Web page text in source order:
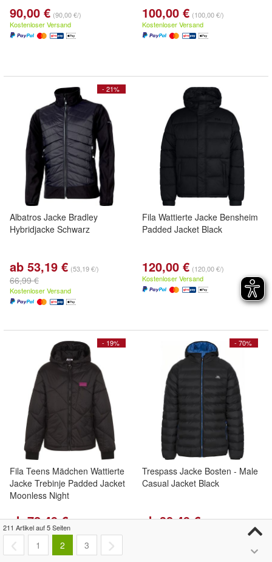
90,00 € (90,00 €/)
Kostenloser Versand
100,00 € (100,00 €/)
Kostenloser Versand
- 21%
Albatros Jacke Bradley
Hybridjacke Schwarz
ab 53,19 € (53,19 €/)
66,99 €
Kostenloser Versand
Fila Wattierte Jacke Bensheim
Padded Jacket Black
120,00 € (120,00 €/)
Kostenloser Versand
- 19%
Fila Teens Mädchen Wattierte
Jacke Trebinje Padded Jacket
Moonless Night
ab 72,49 € (72,49 €/)
90,00 €
Kostenloser Versand
- 70%
Trespass Jacke Bosten - Male
Casual Jacket Black
ab 38,49 € (38,49 €/)
211 Artikel auf 5 Seiten
1 2 3